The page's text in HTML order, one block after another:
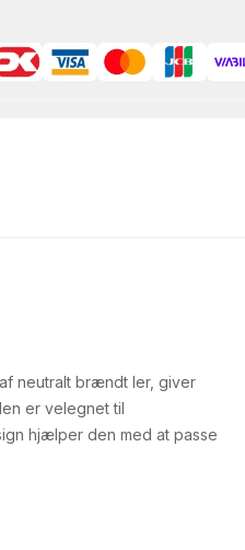
neutralt brændt ler, giver
er velegnet til
hjælper den med at passe